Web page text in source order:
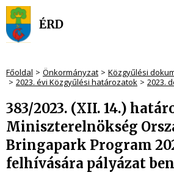
Főoldal Önkormányzat Közgyűlési
2023. évi Közgyűlési határozatok
2023.
383/2023. (XII. 14.)
Miniszterelnökség
Bringapark Program
felhívására pályázat